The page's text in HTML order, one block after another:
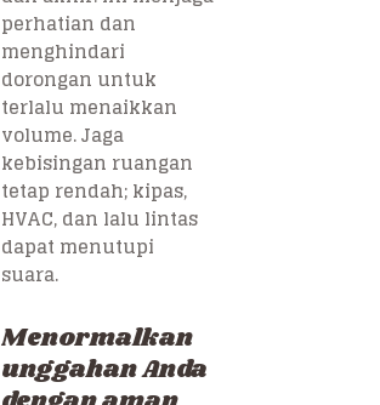
perhatian dan
menghindari
dorongan untuk
terlalu menaikkan
volume. Jaga
kebisingan ruangan
tetap rendah; kipas,
HVAC, dan lalu lintas
dapat menutupi
suara.
Menormalkan
unggahan Anda